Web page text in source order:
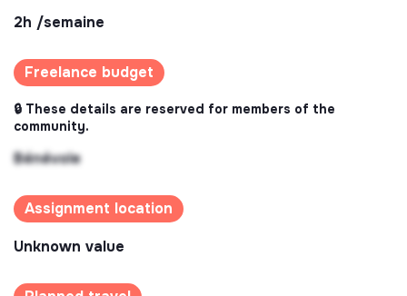
2h /semaine
Freelance budget
🔒 These details are reserved for members of the
community.
Bénévole
Assignment location
Unknown value